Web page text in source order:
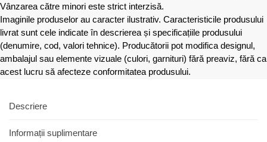
Vânzarea către minori este strict interzisă.
Imaginile produselor au caracter ilustrativ. Caracteristicile produsului
livrat sunt cele indicate în descrierea și specificațiile produsului
(denumire, cod, valori tehnice). Producătorii pot modifica designul,
ambalajul sau elemente vizuale (culori, garnituri) fără preaviz, fără ca
acest lucru să afecteze conformitatea produsului.
Descriere
Informații suplimentare